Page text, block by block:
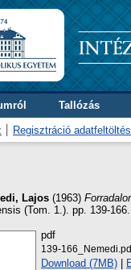
Tallózás
Regisztráció
Lajos (1963)
(Tom. 1.). pp. 139-166.
pdf
139-
Download (7MB) |